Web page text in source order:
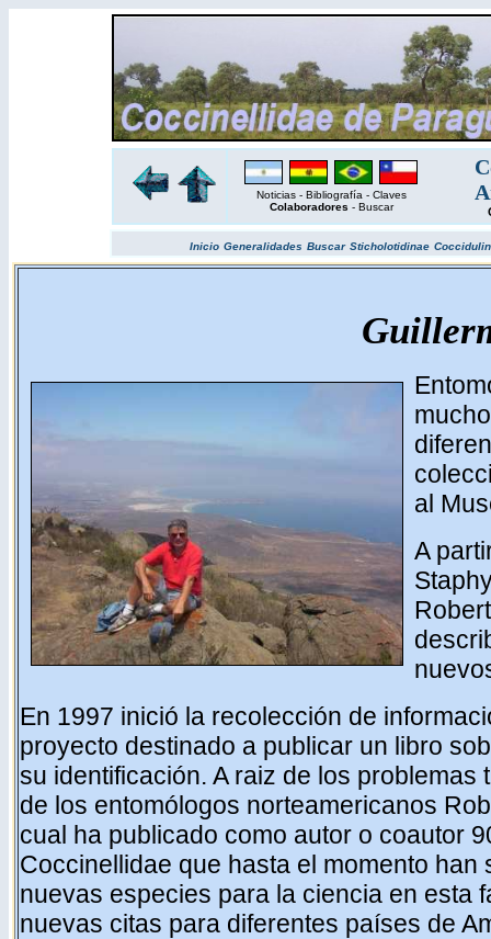
Noticias - Bibliografía - Claves
Colaboradores - Buscar
Inicio Generalidades Buscar Sticholotidinae
al
A
En 1997 inició la recolección de
proyecto destinado a publicar un libro
su identificación. A raiz de los
de los entomólogos norteamericanos
cual ha publicado como autor o coautor
Coccinellidae que hasta el momento
nuevas especies para la ciencia en esta
nuevas citas para diferentes países de